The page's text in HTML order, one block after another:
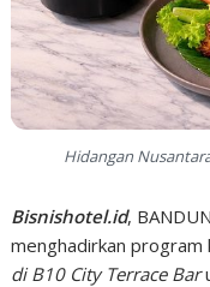
Hidangan
Bisnishotel.id,
menghadirkan
di B10 City Terrace Bar